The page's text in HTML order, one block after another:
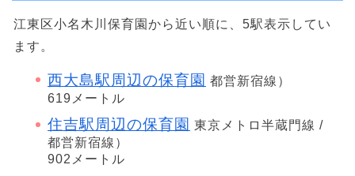
江東区小名木川保育園から近い順に、5駅表示してい
ます。
西大島駅周辺の保育園 都営新宿線）
619メートル
住吉駅周辺の保育園 東京メトロ半蔵門線 /
都営新宿線）
902メートル